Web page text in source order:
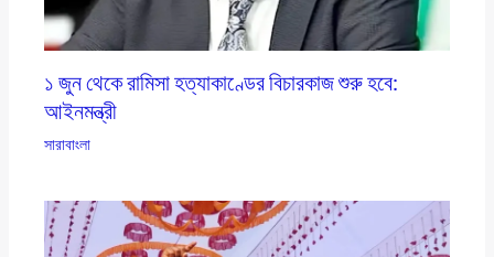
১ জুন থেকে রামিসা হত্যাকাণ্ডের বিচারকাজ শুরু হবে:
আইনমন্ত্রী
সারাবাংলা